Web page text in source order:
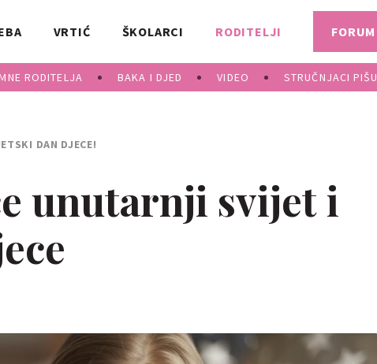
VRTIĆ ŠKOLARCI RODITELJI
RODITELJA BAKA I DJED VIDEO STRUČNJACI PIŠU
FORUM
DAN DJECE!
unutarnji svijet i